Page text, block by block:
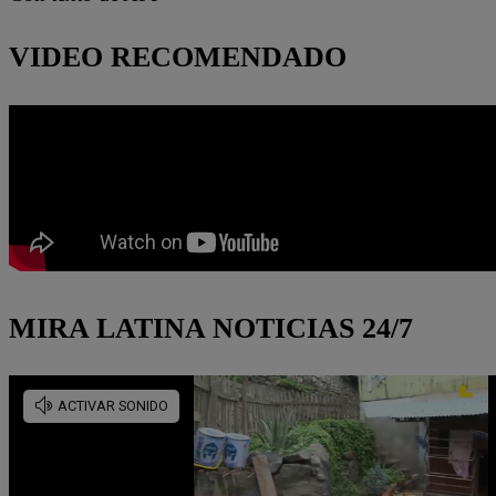
VIDEO RECOMENDADO
MIRA LATINA NOTICIAS 24/7